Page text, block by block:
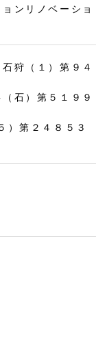
ンリノベーショ
狩（１）第９４
石）第５１９９
）第２４８５３